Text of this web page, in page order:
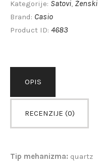
Kategorije: Satovi Ženski
Brand: Casio
Product ID: 4683
OPIS
RECENZIJE (0)
Tip mehanizma: quartz